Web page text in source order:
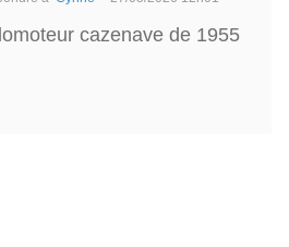
cazenave de 1955